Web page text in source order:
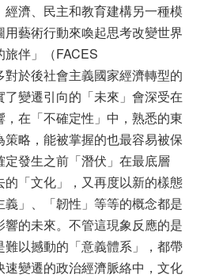
濟、民主和教育建構另一種模
藝術行動來喚起思考改變世界
旅伴」（FACES
於後社會主義國家經濟轉型的
變遷引向的「未來」會深受在
在「不確定性」中，熟悉的東
略，能被掌握的也最容易被保
發生之前「潛伏」在最底層
「文化」，又再度以新的樣態
」、「韌性」等等的概念都是
的未來。不管這現象反應的是
以撼動的「意義體系」，都帶
變遷的政治經濟脈絡中，文化